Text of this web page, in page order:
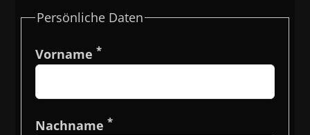
Persönliche Daten
Vorname *
Nachname *